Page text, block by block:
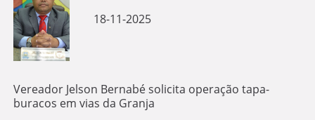
18-11-2025
Vereador Jelson Bernabé solicita operação tapa-
buracos em vias da Granja